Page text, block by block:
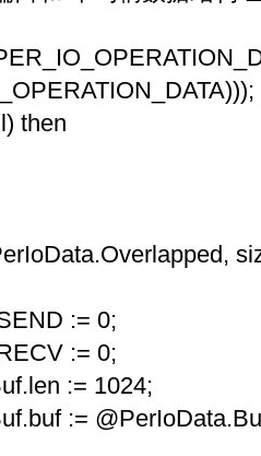
then
:= 0;
:= 0;
:= 1024;
:=